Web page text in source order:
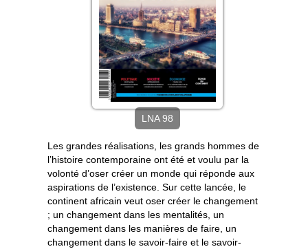
LNA 98
Les grandes réalisations, les grands hommes de
l’histoire contemporaine ont été et voulu par la
volonté d’oser créer un monde qui réponde aux
aspirations de l’existence. Sur cette lancée, le
continent africain veut oser créer le changement
; un changement dans les mentalités, un
changement dans les manières de faire, un
changement dans le savoir-faire et le savoir-